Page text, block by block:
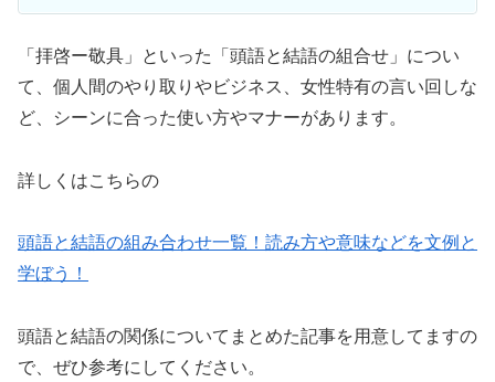
「拝啓ー敬具」といった「頭語と結語の組合せ」につい
て、個人間のやり取りやビジネス、女性特有の言い回しな
ど、シーンに合った使い方やマナーがあります。
詳しくはこちらの
頭語と結語の組み合わせ一覧！読み方や意味などを文例と
学ぼう！
頭語と結語の関係についてまとめた記事を用意してますの
で、ぜひ参考にしてください。